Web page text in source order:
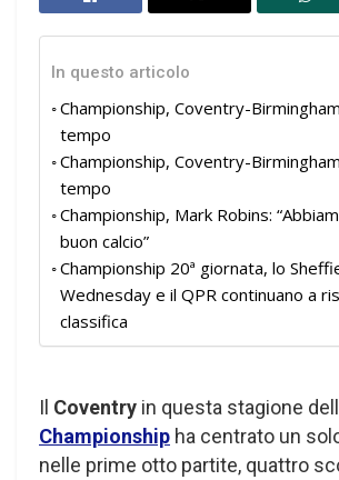
In questo articolo
Championship, Coventry-
tempo
Championship, Coventry-
tempo
Championship, Mark Robins:
buon calcio”
Championship 20ª giornata, lo
Wednesday e il QPR continuano a
classifica
Il Coventry in questa stagione
Championship ha centrato un
nelle prime otto partite, quattro